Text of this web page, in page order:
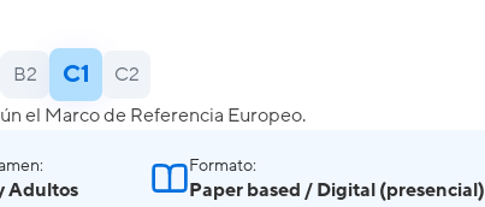
B2 C1
C2
el Marco de Referencia Europeo.
Adultos
Formato:
Paper based / Digital (presencial)